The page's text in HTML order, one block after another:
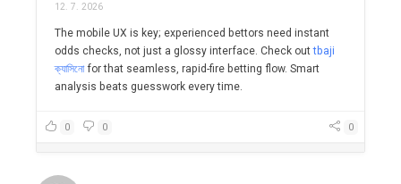
12. 7. 2026
The mobile UX is key; experienced bettors need instant
odds checks, not just a glossy interface. Check outtbaji
ক্যাসিনোfor that seamless, rapid-fire betting flow. Smart
analysis beats guesswork every time.
0 0 0